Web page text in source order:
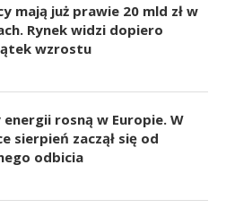
mają już prawie 20 mld zł w
Rynek widzi dopiero
wzrostu
energii rosną w Europie. W
sierpień zaczął się od
odbicia